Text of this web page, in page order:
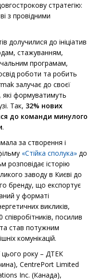
стратегію:
з провідними
долучилися до ініціатив
стажуванням,
програмам,
роботи та робить
залучає до своєї
які формуватимуть
Так, 32% нових
до команди минулого
.
за створення і
«Стійка сполука» до
розповідає історію
заводу в Києві до
бренду, що експортує
у форматі
викликів,
посилив
та став потужним
комунікацій.
цього року – ДТЕК
CentrePort Limited
Inc. (Канада),